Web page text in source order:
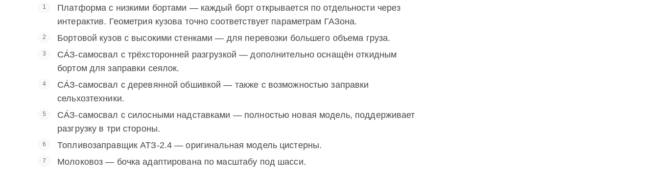
Платформа с низкими бортами — каждый борт открывается по отдельности через
интерактив. Геометрия кузова точно соответствует параметрам ГАЗона.
Бортовой кузов с высокими стенками — для перевозки большего объема груза.
СА́З-самосвал с трёхсторонней разгрузкой — дополнительно оснащён откидным
бортом для заправки сеялок.
СА́З-самосвал с деревянной обшивкой — также с возможностью заправки
сельхозтехники.
СА́З-самосвал с силосными надставками — полностью новая модель, поддерживает
разгрузку в три стороны.
Топливозаправщик АТЗ-2.4 — оригинальная модель цистерны.
Молоковоз — бочка адаптирована по масштабу под шасси.